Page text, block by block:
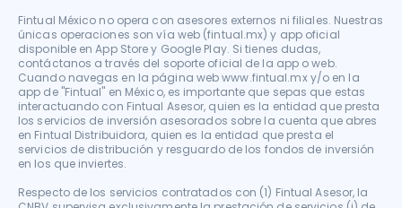
Fintual México no opera con asesores externos ni filiales. Nuestras
únicas operaciones son vía web (fintual.mx) y app oficial
disponible en App Store y Google Play. Si tienes dudas,
contáctanos a través del soporte oficial de la app o web.
Cuando navegas en la página web www.fintual.mx y/o en la
app de "Fintual" en México, es importante que sepas que estas
interactuando con Fintual Asesor, quien es la entidad que presta
los servicios de inversión asesorados sobre la cuenta que abres
en Fintual Distribuidora, quien es la entidad que presta el
servicios de distribución y resguardo de los fondos de inversión
en los que inviertes.
Respecto de los servicios contratados con (1) Fintual Asesor, la